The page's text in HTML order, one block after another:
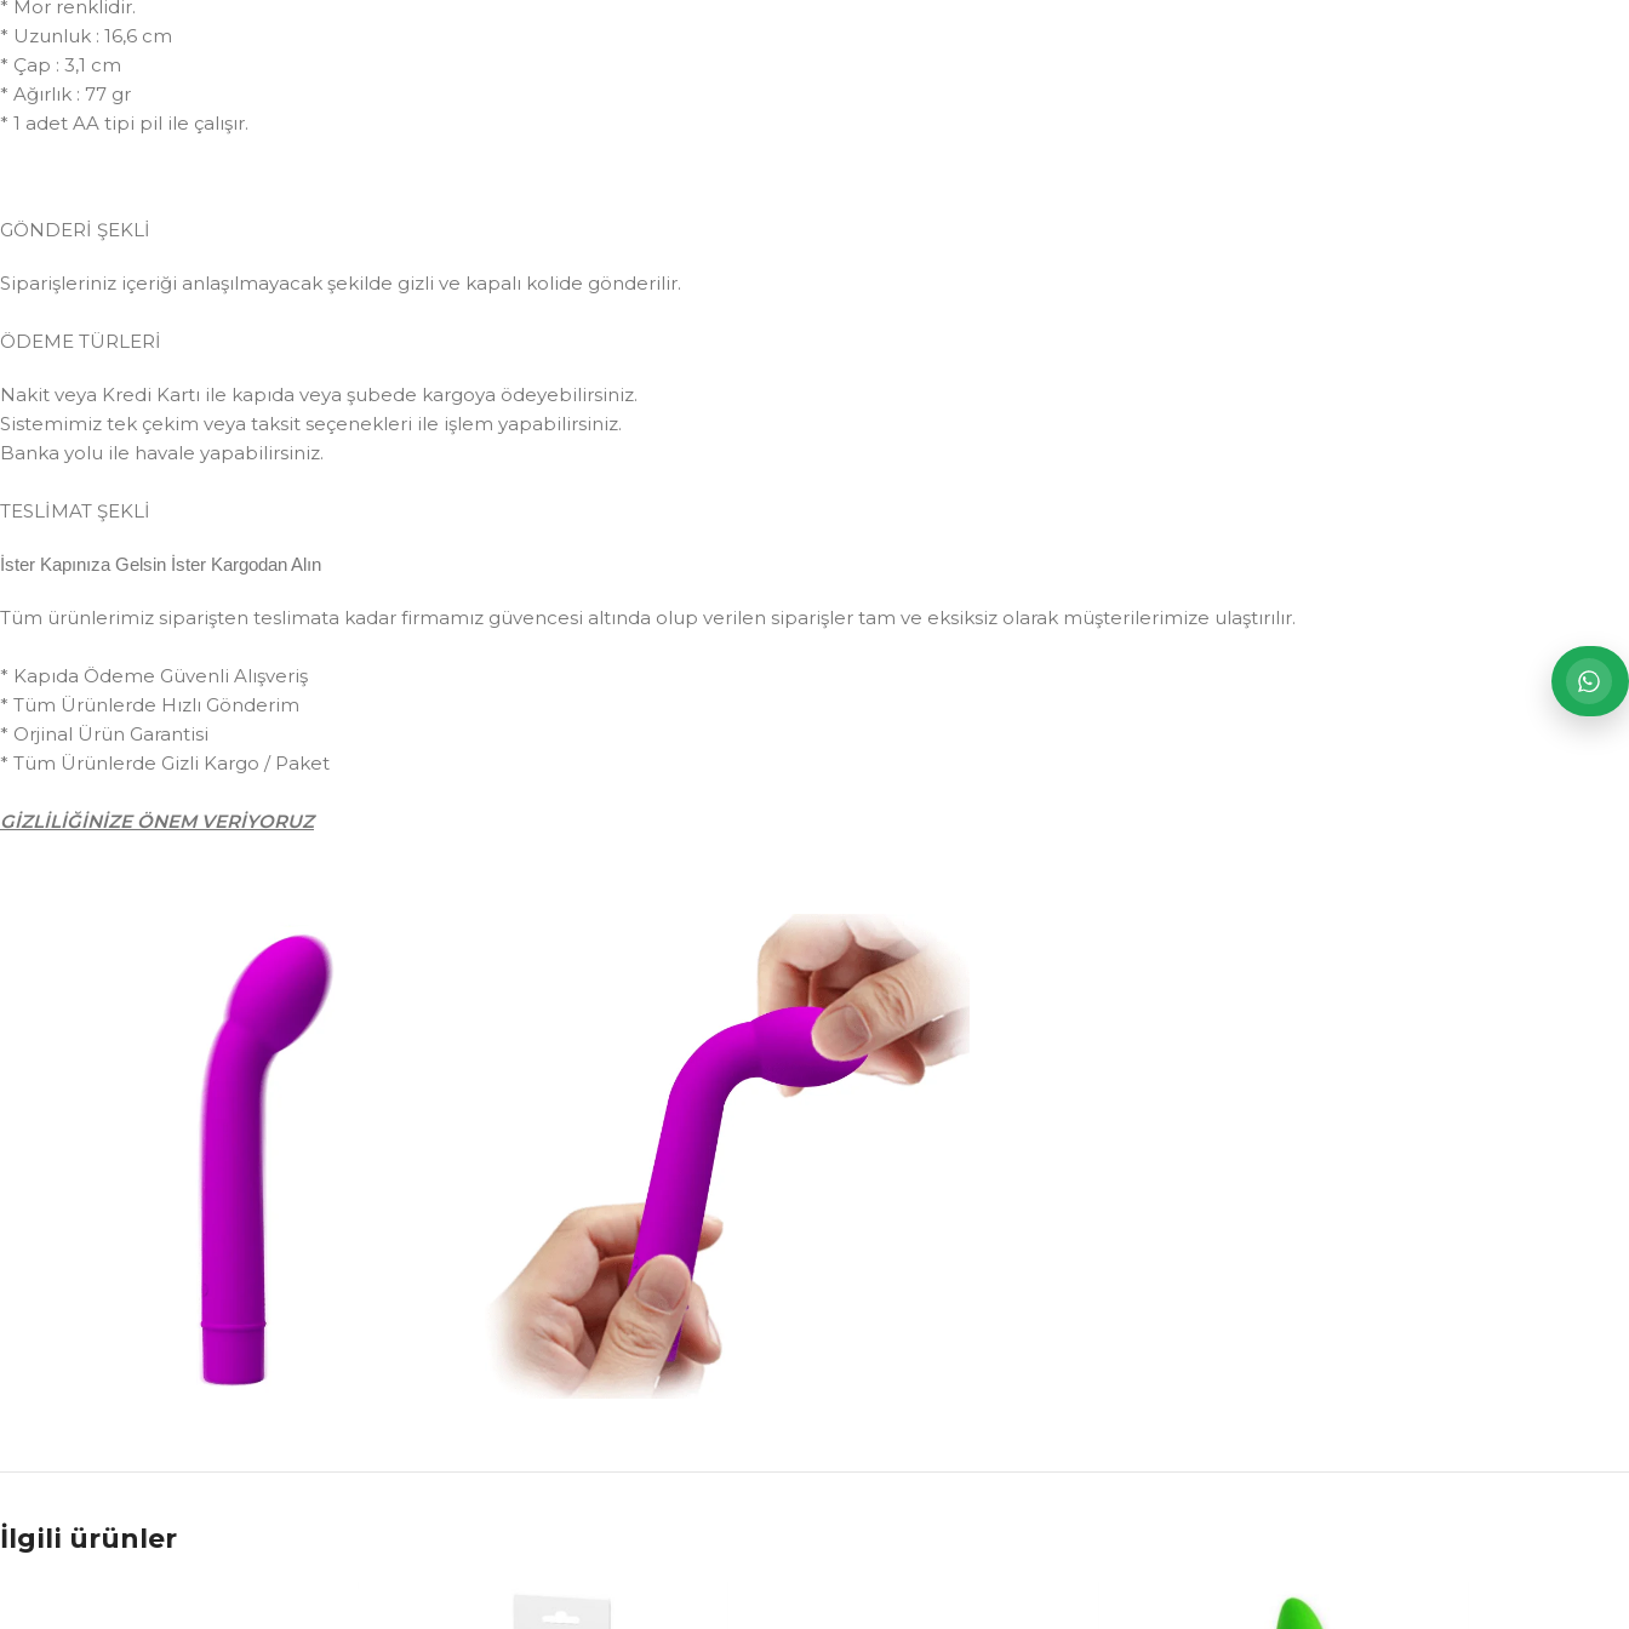
* Mor renklidir.
* Uzunluk : 16,6 cm
* Çap : 3,1 cm
* Ağırlık : 77 gr
* 1 adet AA tipi pil ile çalışır.
GÖNDERİ ŞEKLİ
Siparişleriniz içeriği anlaşılmayacak şekilde gizli ve kapalı kolide gönderilir.
ÖDEME TÜRLERİ
Nakit veya Kredi Kartı ile kapıda veya şubede kargoya ödeyebilirsiniz.
Sistemimiz tek çekim veya taksit seçenekleri ile işlem yapabilirsiniz.
Banka yolu ile havale yapabilirsiniz.
TESLİMAT ŞEKLİ
İster Kapınıza Gelsin İster Kargodan Alın
Tüm ürünlerimiz siparişten teslimata kadar firmamız güvencesi altında olup verilen siparişler tam ve eksiksiz olarak müşterilerimize ulaştırılır.
* Kapıda Ödeme Güvenli Alışveriş
* Tüm Ürünlerde Hızlı Gönderim
* Orjinal Ürün Garantisi
* Tüm Ürünlerde Gizli Kargo / Paket
GİZLİLİĞİNİZE ÖNEM VERİYORUZ
İlgili ürünler